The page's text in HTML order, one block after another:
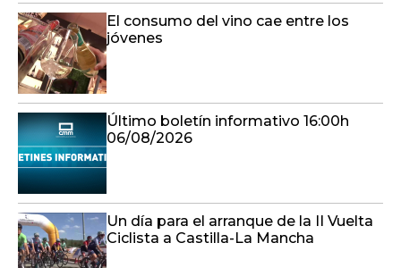
El consumo del vino cae entre los
jóvenes
Último boletín informativo 16:00h
06/08/2026
Un día para el arranque de la II Vuelta
Ciclista a Castilla-La Mancha